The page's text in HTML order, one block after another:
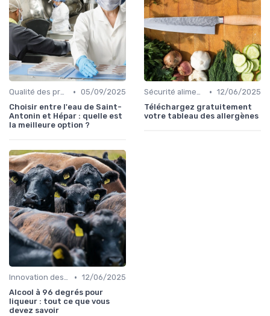
Qualité des produits • 05/09/2025
Choisir entre l'eau de Saint-
Antonin et Hépar : quelle est
la meilleure option ?
Sécurité alimentaire • 12/06/2025
Téléchargez gratuitement
votre tableau des allergènes
Innovation des recettes • 12/06/2025
Alcool à 96 degrés pour
liqueur : tout ce que vous
devez savoir